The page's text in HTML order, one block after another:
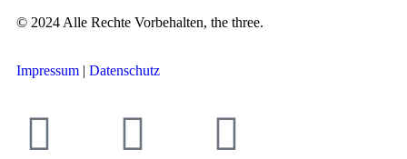
© 2024 Alle Rechte Vorbehalten, the three.
Impressum | Datenschutz